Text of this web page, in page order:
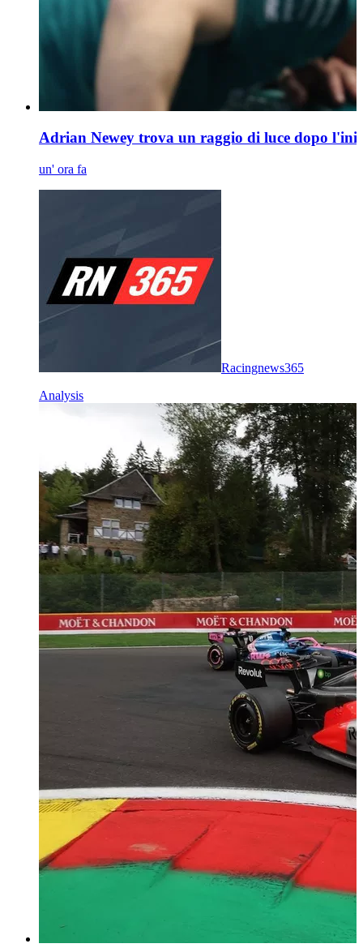
Adrian Newey trova un raggio di luce dopo
un' ora fa
Racingnews365
Analysis